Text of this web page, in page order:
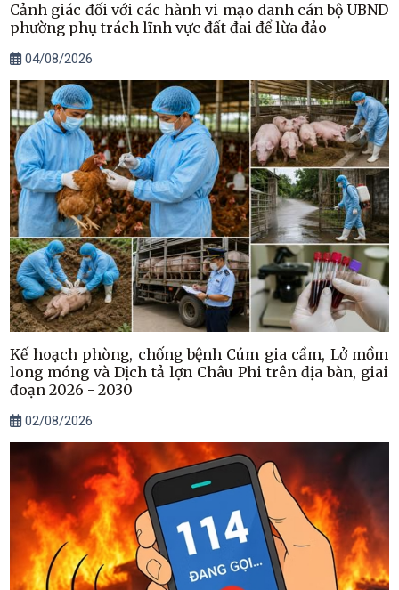
Cảnh giác đối với các hành vi mạo danh cán bộ UBND
phường phụ trách lĩnh vực đất đai để lừa đảo
04/08/2026
Kế hoạch phòng, chống bệnh Cúm gia cầm, Lở mồm
long móng và Dịch tả lợn Châu Phi trên địa bàn, giai
đoạn 2026 - 2030
02/08/2026